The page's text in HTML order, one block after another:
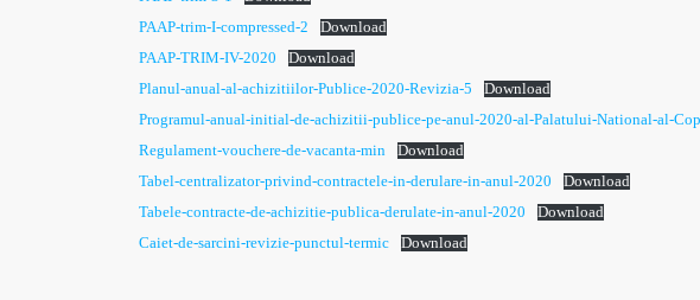
PAAP-trim-I-compressed-2
Download
PAAP-TRIM-IV-2020
Download
Planul-anual-al-achizitiilor-Publice-2020-Revizia-5
Download
Programul-anual-initial-de-achizitii-publice-pe-anul-2020-al-Palatului-National-al-
Regulament-vouchere-de-vacanta-min
Download
Tabel-centralizator-privind-contractele-in-derulare-in-anul-2020
Download
Tabele-contracte-de-achizitie-publica-derulate-in-anul-2020
Download
Caiet-de-sarcini-revizie-punctul-termic
Download